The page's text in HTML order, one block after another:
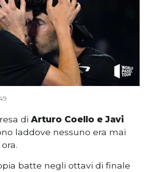
di Arturo Coello e Javi
laddove nessuno era mai
batte negli ottavi di finale